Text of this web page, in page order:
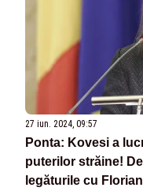
27 iun. 2024, 09:57
Ponta: Kovesi a
puterilor străine!
legăturile cu